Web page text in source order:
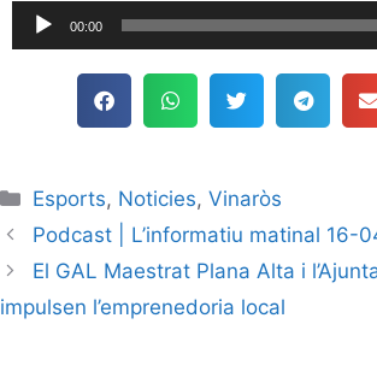
Reproductor
de
00:00
Esports, Noticies,Vinaròs
Podcast | L’informatiu matinal 16-
El GAL Maestrat Plana Alta i
impulsen l’emprenedoria local